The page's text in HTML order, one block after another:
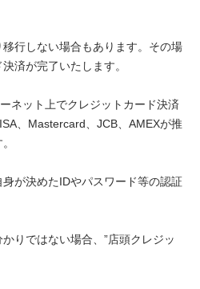
行しない場合もあります。その場
済が完了いたします。
ネット上でクレジットカード決済
、Mastercard、JCB、AMEXが推
が決めたIDやパスワード等の認証
りではない場合、”店頭クレジッ